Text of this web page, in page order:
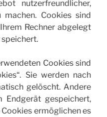
nutzerfreundlicher,
Cookies sind
Rechner abgelegt
Cookies sind
Sie werden nach
gelöscht. Andere
Endgerät gespeichert,
Cookies ermöglichen es